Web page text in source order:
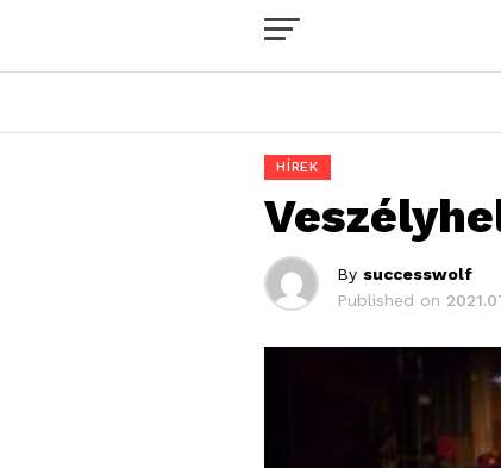
HÍREK
By successwolf
Published on